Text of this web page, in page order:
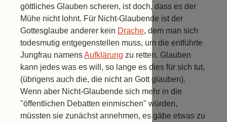
göttliches Glauben scheren, ist doch, dass es der
Mühe nicht lohnt. Für Nicht-Glaubende ist der
Gottesglaube anderer kein Drache, dem man sich
todesmutig entgegenstellen muss, um die entführte
Jungfrau namensAufklärung zu retten. Glauben
kann jedes was es will, so lange es dies für sich tut,
(übrigens auch die, die nicht an Gott glauben).
Wenn aber Nicht-Glaubende sich mehr in die
"öffentlichen Debatten einmischen" würden,
müssten sie zunächst annehmen, es gäbe etwas zu